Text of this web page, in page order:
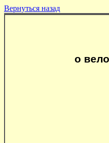
Вернуться назад
о